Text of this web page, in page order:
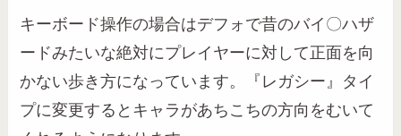
キーボード操作の場合はデフォで昔のバイ〇ハザ
ードみたいな絶対にプレイヤーに対して正面を向
かない歩き方になっています。『 レガシー』 タイ
プに変更するとキャラがあちこちの方向をむいて